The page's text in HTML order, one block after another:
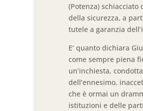
(Potenza)
della sicurezza, a
tutele a garanzia
E’ quanto dichiara
come sempre piena
un’inchiesta,
dell’ennesimo,
che è ormai un
istituzioni e delle